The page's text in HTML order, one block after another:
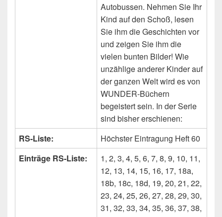
Autobussen. Nehmen Sie Ihr
Kind auf den Schoß, lesen
Sie ihm die Geschichten vor
und zeigen Sie ihm die
vielen bunten Bilder! Wie
unzählige anderer Kinder auf
der ganzen Welt wird es von
WUNDER-Büchern
begeistert sein. In der Serie
sind bisher erschienen:
RS-Liste:
Höchster Eintragung Heft 60
Einträge RS-Liste:
1, 2, 3, 4, 5, 6, 7, 8, 9, 10, 11,
12, 13, 14, 15, 16, 17, 18a,
18b, 18c, 18d, 19, 20, 21, 22,
23, 24, 25, 26, 27, 28, 29, 30,
31, 32, 33, 34, 35, 36, 37, 38,